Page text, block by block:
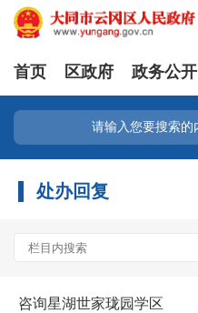
首页 区政府 政务公开
处办回复
咨询星湖世家珑园学区